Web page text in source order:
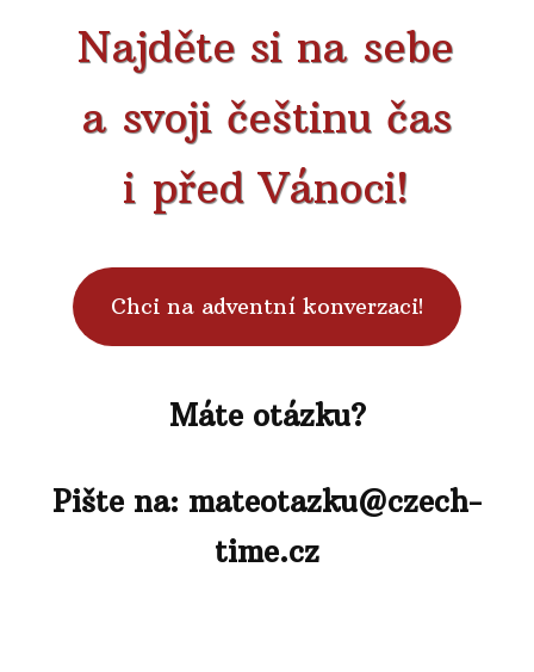
Najděte si na sebe
a svoji češtinu čas
i před Vánoci!
Chci na adventní konverzaci!
Máte otázku?
Pište na: mateotazku@czech-
time.cz